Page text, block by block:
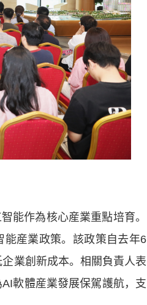
作為核心産業重點培育。
産業政策。該政策自去年6
業創新成本。相關負責人表
軟體産業發展保駕護航，支